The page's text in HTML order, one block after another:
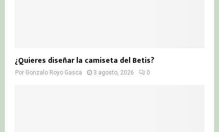
¿Quieres diseñar la camiseta del Betis?
Por Gonzalo Royo Gasca 3 agosto, 2026 0